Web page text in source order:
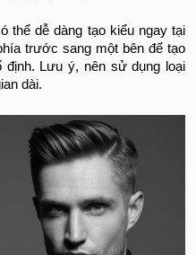
thể dễ dàng tạo kiểu ngay tại
trước sang một bên để tạo
định. Lưu ý, nên sử dụng loại
dài.